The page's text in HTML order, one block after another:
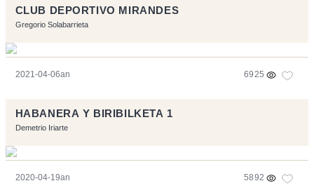
CLUB DEPORTIVO MIRANDES
Gregorio Solabarrieta
2021-04-06an 6925
HABANERA Y BIRIBILKETA 1
Demetrio Iriarte
2020-04-19an 5892